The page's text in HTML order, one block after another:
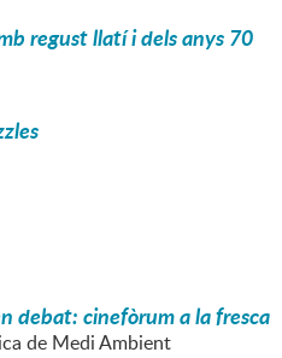
regust llatí i dels anys 70
debat: cinefòrum a la fresca
de Medi Ambient